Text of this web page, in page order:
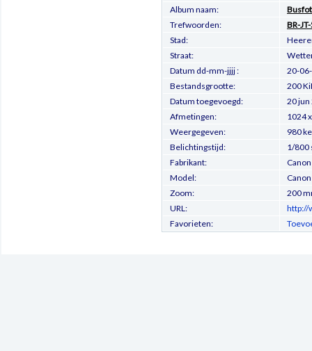
Album naam:
Trefwoorden:
BR-
Stad:
Straat:
Datum dd-mm-jjjj :
20-
Bestandsgrootte:
200
Datum toegevoegd:
20 jun
Afmetingen:
1024
Weergegeven:
980
Belichtingstijd:
1/800
Fabrikant:
Canon
Model:
Canon
Zoom:
200
URL:
http://
Favorieten: